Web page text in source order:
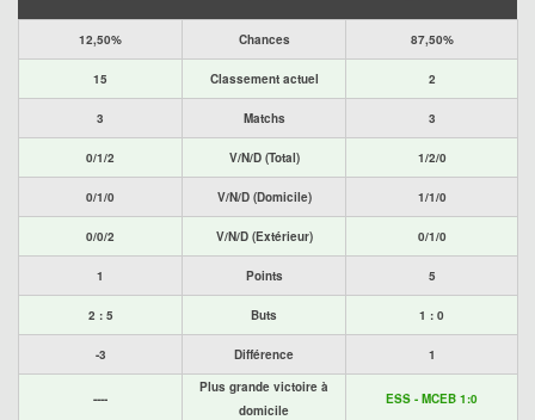
12,50% Chances 87,50%
15 Classement actuel 2
3 Matchs 3
0/1/2 V/N/D (Total) 1/2/0
0/1/0 V/N/D (Domicile) 1/1/0
0/0/2 V/N/D (Extérieur) 0/1/0
1 Points 5
2 : 5 Buts 1 : 0
-3 Différence 1
----
Plus grande victoire à
domicile
ESS - MCEB 1:0